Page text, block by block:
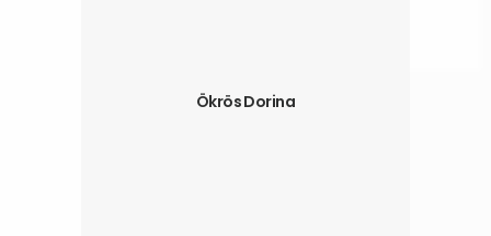
Ökrös Dorina